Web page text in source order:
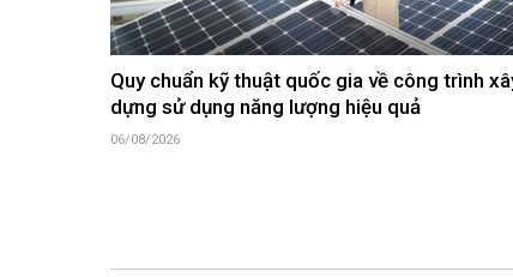
Quy chuẩn kỹ thuật quốc gia về công trình
dựng sử dụng năng lượng hiệu quả
06/08/2026